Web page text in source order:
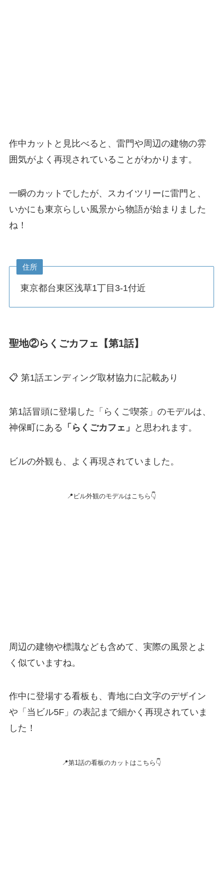
作中カットと見比べると、雷門や周辺の建物の雰
囲気がよく再現されていることがわかります。
一瞬のカットでしたが、スカイツリーに雷門と、
いかにも東京らしい風景から物語が始まりました
ね！
住所
東京都台東区浅草1丁目3-1付近
聖地②らくごカフェ【第1話】
📋 第1話エンディング取材協力に記載あり
第1話冒頭に登場した「らくご喫茶」のモデルは、
神保町にある 「らくごカフェ」 と思われます。
ビルの外観も、よく再現されていました。
📍ビル外観のモデルはこちら👇
周辺の建物や標識なども含めて、実際の風景とよ
く似ていますね。
作中に登場する看板も、青地に白文字のデザイン
や「当ビル5F」の表記まで細かく再現されていま
した！
📍第1話の看板のカットはこちら👇